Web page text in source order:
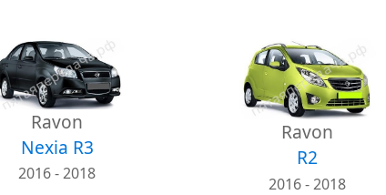
Ravon
Nexia R3
2016 - 2018
Ravon
R2
2016 - 2018